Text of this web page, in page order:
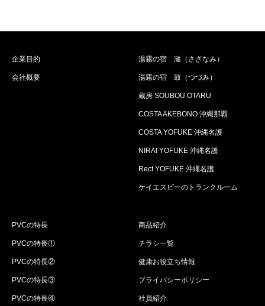
企業目的
会社概要
湯霧の宿 漣（さざなみ）
湯霧の宿 鼓（つづみ）
蔵房 SOUBOU OTARU
COSTA AKEBONO 沖縄那覇
COSTA YOFUKE 沖縄名護
NIRAI YOFUKE 沖縄名護
Rect YOFUKE 沖縄名護
ケイエスビーのトランクルーム
PVCの特長
PVCの特長①
PVCの特長②
PVCの特長③
PVCの特長④
商品紹介
チラシ一覧
健康お役立ち情報
プライバシーポリシー
社員紹介